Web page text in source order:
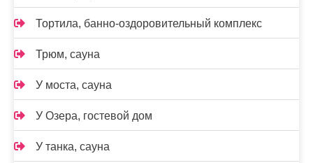
Тортила, банно-оздоровительный комплекс
Трюм, сауна
У моста, сауна
У Озера, гостевой дом
У танка, сауна